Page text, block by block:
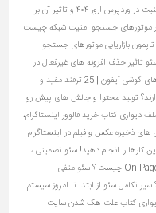
ارور ۴۰۴ و تاثیر آن بر
موتورهای جستجو امنیت شبکه چیست
بازاریابی موتورهای جستجو
تاثیر حذف افزونه های غیرفعال در
ترفندهای گوشی آیفون | 25 ترفند مفید و
تولید محتوا و چالش های پیش رو
دیواری کتابخرید فالوور اینستاگرام،
ذخیره عکس و فیلم در اینستاگرام
کارها را انجام دهید! سئو تضمینی ،
سئو منفی
سیر تکامل سئو از ابتدا تا امروز سیستم
کتابعلت هک شدن سایت